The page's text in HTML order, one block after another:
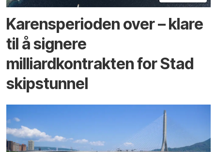
Karensperioden over – klare
til å signere
milliardkontrakten for Stad
skipstunnel